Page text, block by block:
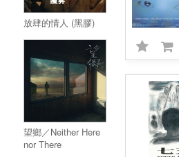
放肆的情人 (黑膠)
望鄉／Neither Here
nor There